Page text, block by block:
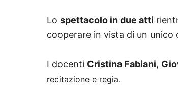
Lo spettacolo in due atti
cooperare in vista di un unico
I docenti Cristina Fabiani,
recitazione e regia.